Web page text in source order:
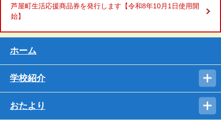
芦屋町生活応援商品券を発行します【令和8年10月1日使用開
始】
ホーム
学校紹介
おたより